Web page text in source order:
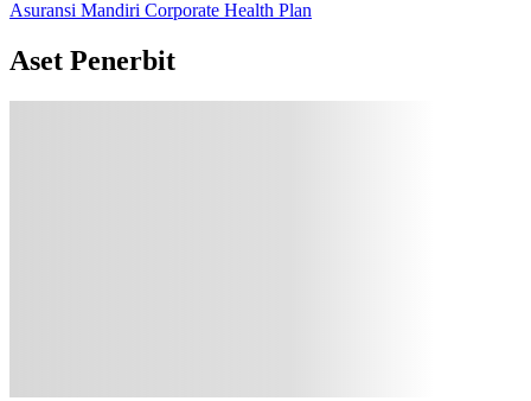
Asuransi Mandiri Corporate Health Plan
Aset Penerbit